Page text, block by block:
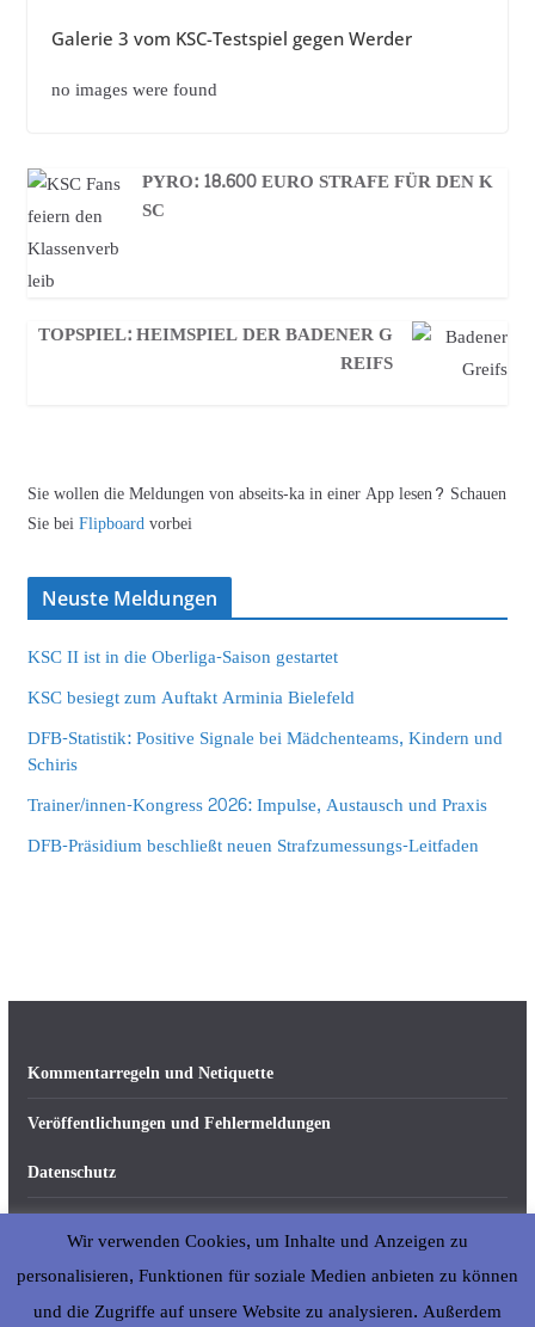
Galerie 3 vom KSC-Testspiel gegen Werder
no images were found
PYRO: 18.600 EURO STRAFE FÜR DEN K
SC
TOPSPIEL: HEIMSPIEL DER BADENER G
REIFS
Sie wollen die Meldungen von abseits-ka in einer App lesen? Schauen
Sie beiFlipboardvorbei
Neuste Meldungen
KSC II ist in die Oberliga-Saison gestartet
KSC besiegt zum Auftakt Arminia Bielefeld
DFB-Statistik: Positive Signale bei Mädchenteams, Kindern und
Schiris
Trainer/innen-Kongress 2026: Impulse, Austausch und Praxis
DFB-Präsidium beschließt neuen Strafzumessungs-Leitfaden
Kommentarregeln und Netiquette
Veröffentlichungen und Fehlermeldungen
Datenschutz
Impressum
Über abseits-ka.de
Wir verwenden Cookies, um Inhalte und Anzeigen zu
personalisieren, Funktionen für soziale Medien anbieten zu können
und die Zugriffe auf unsere Website zu analysieren. Außerdem